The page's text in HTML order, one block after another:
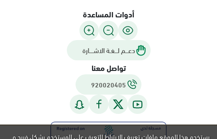
أدوات المساعدة
دعـــم لـــغـة الاشــــارة
تواصل معنا
920020405
يستخدم هذا الموقع ملفات تعريف الارتباط للتعرف على المستخدم بشكل فريد و